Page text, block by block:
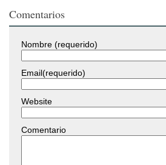
Comentarios
Nombre (requerido)
Email(requerido)
Website
Comentario